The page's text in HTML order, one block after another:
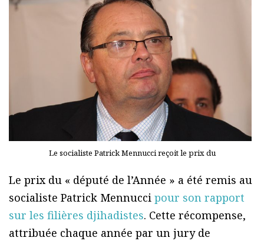
Le socialiste Patrick Mennucci reçoit le prix du
Le prix du « député de l’Année » a été remis au
socialiste Patrick Mennucci pour son rapport
sur les filières djihadistes. Cette récompense,
attribuée chaque année par un jury de